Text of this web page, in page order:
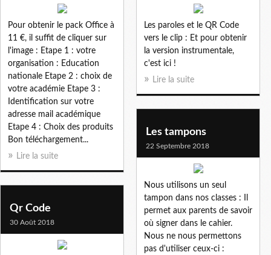
Pour obtenir le pack Office à
11 €, il suffit de cliquer sur
l'image : Etape 1 : votre
organisation : Education
nationale Etape 2 : choix de
votre académie Etape 3 :
Identification sur votre
adresse mail académique
Etape 4 : Choix des produits
Bon téléchargement...
Lire la suite
Les paroles et le QR Code
vers le clip : Et pour obtenir
la version instrumentale,
c'est ici !
Lire la suite
Les tampons
22 Septembre 2018
Nous utilisons un seul
tampon dans nos classes : Il
permet aux parents de savoir
où signer dans le cahier.
Nous ne nous permettons
pas d'utiliser ceux-ci :
Qr Code
30 Août 2018